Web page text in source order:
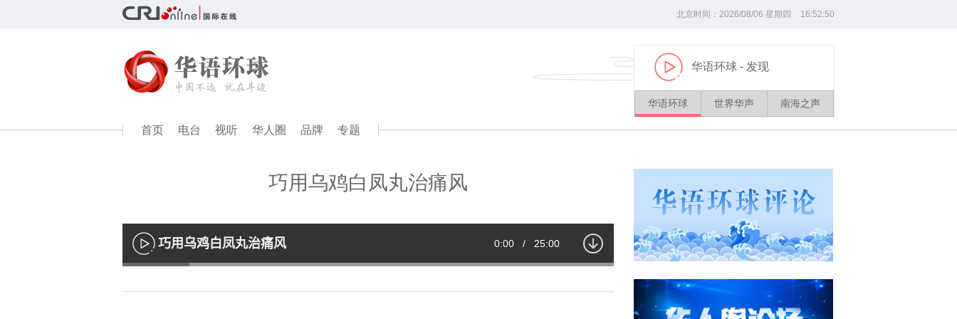
北京时间： 2026/08/06 星期四 16:52:51
播
放
华语环球 - 发现
华语环球 世界华声 南海之声
首页 电台 视听 华人圈 品牌 专题
巧用乌鸡白凤丸治痛风
播
放
巧用乌鸡白凤丸治痛风 Current
0:00 / Duration
25:00
Loaded: